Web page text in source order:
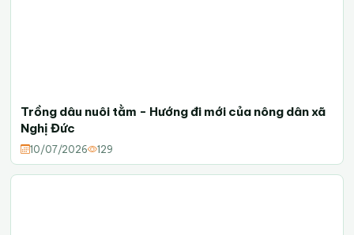
Trồng dâu nuôi tằm - Hướng đi mới của nông dân xã
Nghị Đức
10/07/2026 129